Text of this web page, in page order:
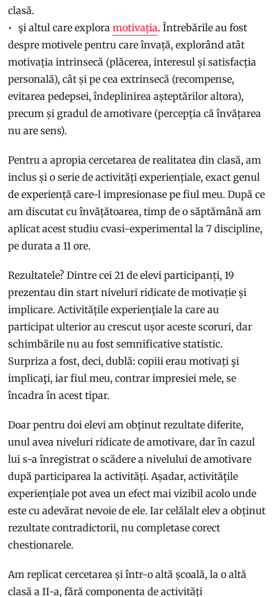
clasă.
şi altul care exploramotivația. Întrebările au fost
despre motivele pentru care învață, explorând atât
motivația intrinsecă (plăcerea, interesul și satisfacția
personală), cât și pe cea extrinsecă (recompense,
evitarea pedepsei, îndeplinirea așteptărilor altora),
precum și gradul de amotivare (percepția că învățarea
nu are sens).
Pentru a apropia cercetarea de realitatea din clasă, am
inclus și o serie de activități experiențiale, exact genul
de experiență care-l impresionase pe fiul meu. După ce
am discutat cu învățătoarea, timp de o săptămână am
aplicat acest studiu cvasi-experimental la 7 discipline,
pe durata a 11 ore.
Rezultatele? Dintre cei 21 de elevi participanți, 19
prezentau din start niveluri ridicate de motivație și
implicare. Activitățile experienţiale la care au
participat ulterior au crescut ușor aceste scoruri, dar
schimbările nu au fost semnificative statistic.
Surpriza a fost, deci, dublă: copiii erau motivați şi
implicaţi, iar fiul meu, contrar impresiei mele, se
încadra în acest tipar.
Doar pentru doi elevi am obţinut rezultate diferite,
unul avea niveluri ridicate de amotivare, dar în cazul
lui s-a înregistrat o scădere a nivelului de amotivare
după participarea la activități. Așadar, activităţile
experiențiale pot avea un efect mai vizibil acolo unde
este cu adevărat nevoie de ele. Iar celălalt elev a obținut
rezultate contradictorii, nu completase corect
chestionarele.
Am replicat cercetarea și într-o altă școală, la o altă
clasă a II-a, fără componenta de activități